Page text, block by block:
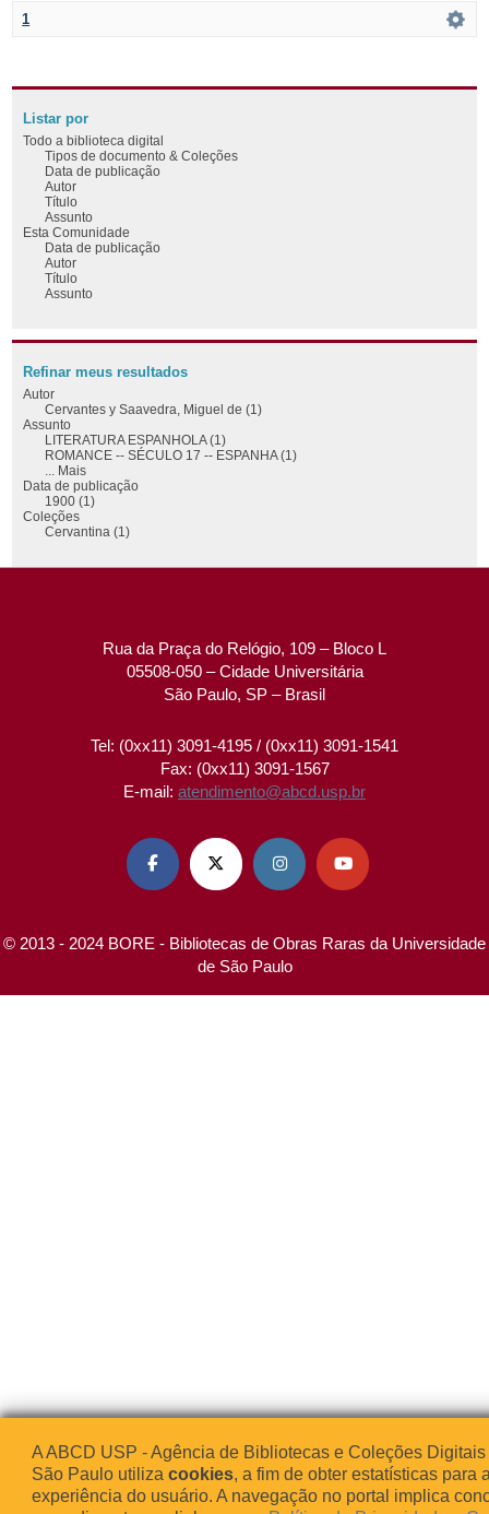
1
Listar por
Todo a biblioteca digital
Tipos de documento & Coleções
Data de publicação
Autor
Título
Assunto
Esta Comunidade
Data de publicação
Autor
Título
Assunto
Refinar meus resultados
Autor
Cervantes y Saavedra, Miguel de (1)
Assunto
LITERATURA ESPANHOLA (1)
ROMANCE -- SÉCULO 17 -- ESPANHA (1)
... Mais
Data de publicação
1900 (1)
Coleções
Cervantina (1)
Rua da Praça do Relógio, 109 – Bloco L
05508-050 – Cidade Universitária
São Paulo, SP – Brasil
Tel: (0xx11) 3091-4195 / (0xx11) 3091-1541
Fax: (0xx11) 3091-1567
E-mail: atendimento@abcd.usp.br
   
© 2013 - 2024 BORE - Bibliotecas de Obras Raras da Universidade
de São Paulo
A ABCD USP - Agência de Bibliotecas e Coleções
São Paulo utiliza cookies, a fim de obter estatísticas para
experiência do usuário. A navegação no portal implica